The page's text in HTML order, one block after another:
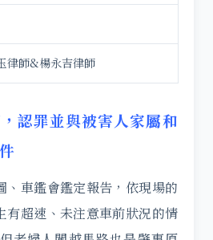
律師&楊永吉律師
認罪並與被害人家屬和
、車鑑會鑑定報告，依現場的
有超速、未注意車前狀況的情